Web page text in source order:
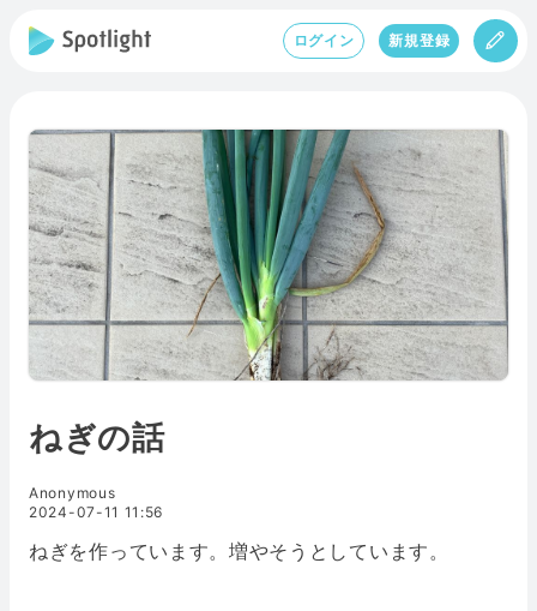
ログイン 新規登録
ねぎの話
Anonymous
2024-07-11 11:56
ねぎを作っています。増やそうとしています。